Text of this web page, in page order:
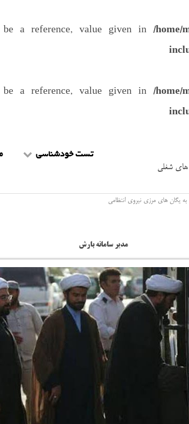
be a reference, value given in /home/
be a reference, value given in /home/
های شغلی
تست خودشناسی
تست mbti
به یگان های مرزی نیروی انتظامی
مدیر سامانه بارش